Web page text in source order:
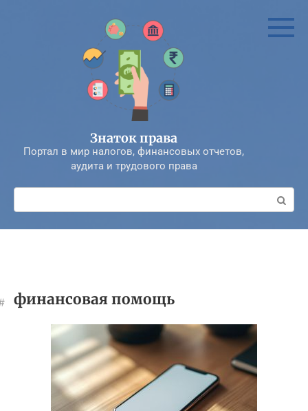
Знаток права
Портал в мир налогов, финансовых отчетов,
аудита и трудового права
Поиск:
финансовая помощь